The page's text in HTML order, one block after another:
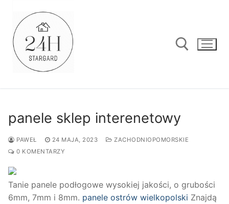
treści
panele sklep interenetowy
PAWEŁ 24 MAJA, 2023
ZACHODNIOPOMORSKIE
0 KOMENTARZY
Tanie panele podłogowe wysokiej jakości, o grubości
6mm, 7mm i 8mm. panele ostrów wielkopolski Znajdą